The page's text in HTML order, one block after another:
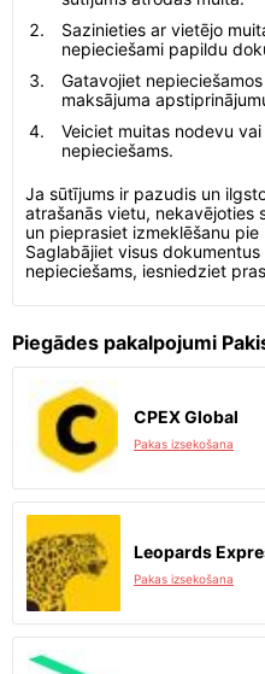
Sazinieties ar vietējo
nepieciešami papildu
Gatavojiet
maksājuma
Veiciet muitas nodevu
nepieciešams.
Ja sūtījums ir pazudis un
atrašanās vietu, nekavējoties
un pieprasiet izmeklēšanu
Saglabājiet visus
nepieciešams, iesniedziet
Piegādes pakalpojumi
CPEX Global
Pakas izsekošana
Leopards
Pakas izsekošana